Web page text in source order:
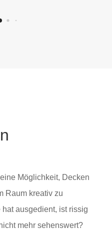
Möglichkeit, Decken
Raum kreativ zu
ausgedient, ist rissig
mehr sehenswert?